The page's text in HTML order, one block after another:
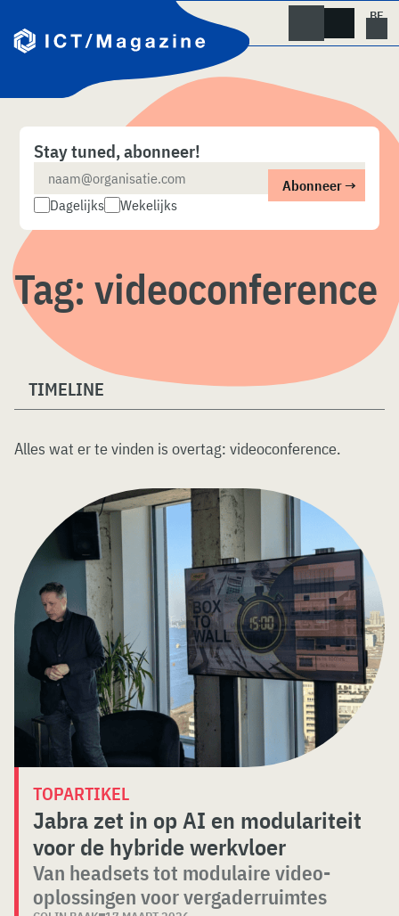
naar
content
Stay tuned, abonneer!
Dagelijks Wekelijks
Tag: videoconference
TIMELINE
Alles wat er te vinden is overtag: videoconference.
TOPARTIKEL
Jabra zet in op AI en modulariteit
voor de hybride werkvloer
Van headsets tot modulaire video-
oplossingen voor vergaderruimtes